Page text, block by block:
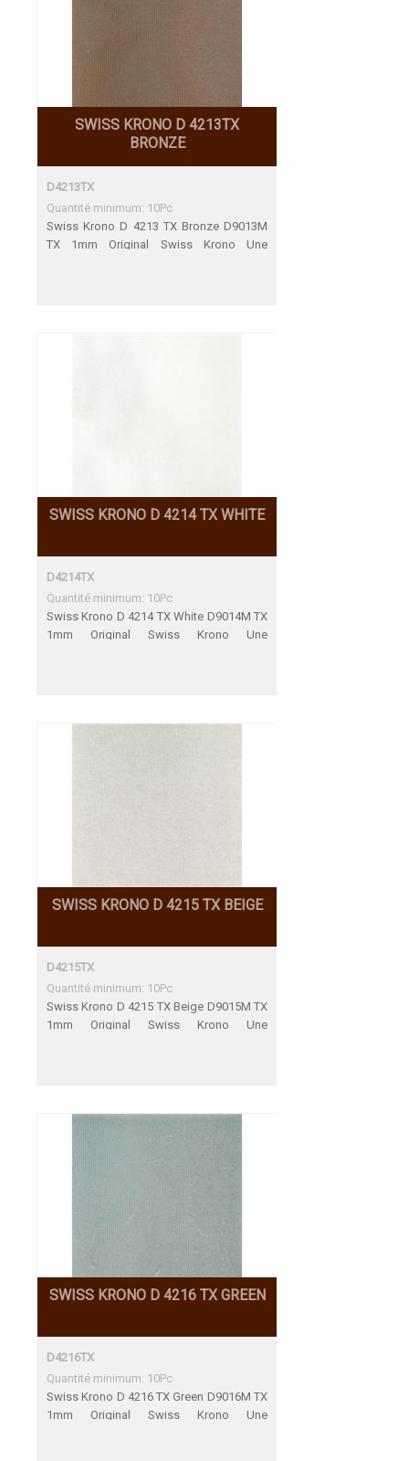
SWISS KRONO D 4213TX
BRONZE
D4213TX
Quantité minimum: 10Pc
Swiss Krono D 4213 TX Bronze D9013M
TX 1mm Original Swiss Krono Une
SWISS KRONO D 4214 TX WHITE
D4214TX
Quantité minimum: 10Pc
Swiss Krono D 4214 TX White D9014M TX
1mm Original Swiss Krono Une
SWISS KRONO D 4215 TX BEIGE
D4215TX
Quantité minimum: 10Pc
Swiss Krono D 4215 TX Beige D9015M TX
1mm Original Swiss Krono Une
SWISS KRONO D 4216 TX GREEN
D4216TX
Quantité minimum: 10Pc
Swiss Krono D 4216 TX Green D9016M TX
1mm Original Swiss Krono Une